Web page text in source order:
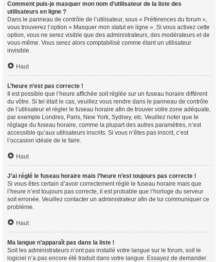
Comment puis-je masquer mon nom d’utilisateur de la liste des
utilisateurs en ligne ?
Dans le panneau de contrôle de l’utilisateur, sous « Préférences du forum »,
vous trouverez l’option « Masquer mon statut en ligne ». Si vous activez cette
option, vous ne serez visible que des administrateurs, des modérateurs et de
vous-même. Vous serez alors comptabilisé comme étant un utilisateur
invisible.
Haut
L’heure n’est pas correcte !
Il est possible que l’heure affichée soit réglée sur un fuseau horaire différent
du vôtre. Si tel était le cas, veuillez vous rendre dans le panneau de contrôle
de l’utilisateur et régler le fuseau horaire afin de trouver votre zone adéquate,
par exemple Londres, Paris, New York, Sydney, etc. Veuillez noter que le
réglage du fuseau horaire, comme la plupart des autres paramètres, n’est
accessible qu’aux utilisateurs inscrits. Si vous n’êtes pas inscrit, c’est
l’occasion idéale de le faire.
Haut
J’ai réglé le fuseau horaire mais l’heure n’est toujours pas correcte !
Si vous êtes certain d’avoir correctement réglé le fuseau horaire mais que
l’heure n’est toujours pas correcte, il est probable que l’horloge du serveur
soit erronée. Veuillez contacter un administrateur afin de lui communiquer ce
problème.
Haut
Ma langue n’apparaît pas dans la liste !
Soit les administrateurs n’ont pas installé votre langue sur le forum, soit le
logiciel n’a pas encore été traduit dans votre langue. Essayez de demander